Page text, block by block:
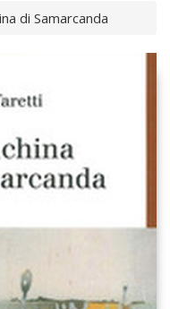
di Samarcanda